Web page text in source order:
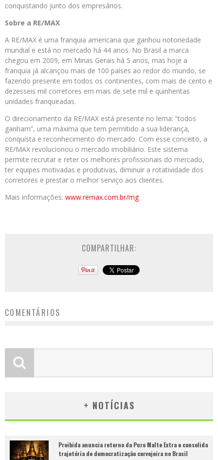
conquistando junto dos empresários.
Sobre a RE/MAX
A RE/MAX é uma franquia americana que ganhou notoriedade
mundial e está no mercado há 44 anos. No Brasil a marca
chegou em 2009, em Minas Gerais há 5 anos, mas hoje a
franquia já alcançou mais de 100 países ao redor do mundo, se
fazendo presente em todos os continentes, com mais de cento e
dezesseis mil corretores em mais de sete mil e quinhentas
unidades franqueadas.
O direcionamento da RE/MAX está presente no lema: “todos
ganham”, uma máxima que tem permitido a sua liderança,
conquista e reconhecimento do mercado. Com esse conceito, a
RE/MAX revolucionou o mercado imobiliário. Este sistema
permite recrutar e reter os melhores profissionais do mercado,
ter equipes motivadas e produtivas, diminuir a rotatividade dos
corretores e prestar o melhor serviço aos clientes.
Mais informações: www.remax.com.br/mg
COMPARTILHAR:
COMENTÁRIOS
+ NOTÍCIAS
Proibida anuncia retorno da Puro Malte Extra e consolida
trajetória de democratização cervejeira no Brasil